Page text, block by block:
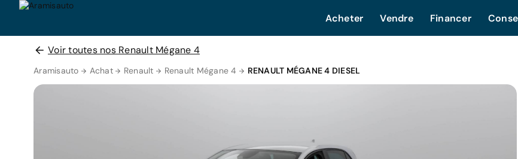
Acheter Vendre Financer
Voir toutes nos Renault Mégane 4
Aramisauto Achat Renault Renault Mégane 4 RENAULT MÉGANE 4 DIESEL